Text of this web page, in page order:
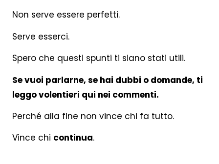
Non serve essere perfetti.
Serve esserci.
Spero che questi spunti ti siano stati utili.
Se vuoi parlarne, se hai dubbi o domande, ti
leggo volentieri qui nei commenti.
Perché alla fine non vince chi fa tutto.
Vince chi continua.